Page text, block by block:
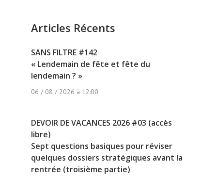
Articles Récents
SANS FILTRE #142
« Lendemain de fête et fête du
lendemain ? »
06 / 08 / 2026 à 12:00
DEVOIR DE VACANCES 2026 #03 (accès
libre)
Sept questions basiques pour réviser
quelques dossiers stratégiques avant la
rentrée (troisième partie)